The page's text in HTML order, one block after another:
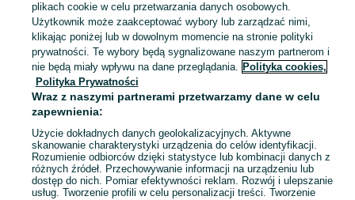
Mapa kategorii
Mapa miejscowości
Mapa ministron
Popularne wyszukiwania
plikach cookie w celu przetwarzania danych osobowych.
Użytkownik może zaakceptować wybory lub zarządzać nimi,
klikając poniżej lub w dowolnym momencie na stronie polityki
prywatności. Te wybory będą sygnalizowane naszym partnerom i
nie będą miały wpływu na dane przeglądania. Polityka cookies,
Polityka Prywatności
Wraz z naszymi partnerami przetwarzamy dane w celu
zapewnienia:
Użycie dokładnych danych geolokalizacyjnych. Aktywne
skanowanie charakterystyki urządzenia do celów identyfikacji.
Rozumienie odbiorców dzięki statystyce lub kombinacji danych z
różnych źródeł. Przechowywanie informacji na urządzeniu lub
dostęp do nich. Pomiar efektywności reklam. Rozwój i ulepszanie
usług. Tworzenie profili w celu personalizacji treści. Tworzenie